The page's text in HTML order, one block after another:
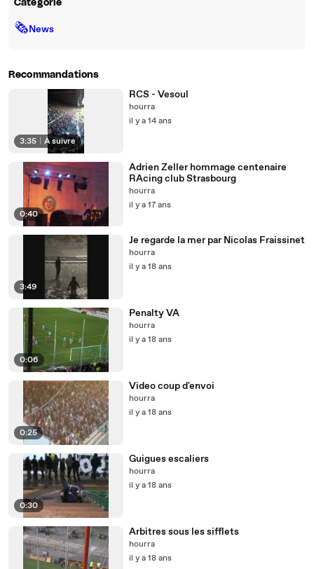
Catégorie
🗞News
Recommandations
3:35 À suivre
RCS - Vesoul
hourra
il y a 14 ans
0:40
Adrien Zeller hommage centenaire
RAcing club Strasbourg
hourra
il y a 17 ans
3:49
Je regarde la mer par Nicolas Fraissinet
hourra
il y a 18 ans
0:06
Penalty VA
hourra
il y a 18 ans
0:25
Video coup d'envoi
hourra
il y a 18 ans
0:30
Guigues escaliers
hourra
il y a 18 ans
Arbitres sous les sifflets
hourra
il y a 18 ans